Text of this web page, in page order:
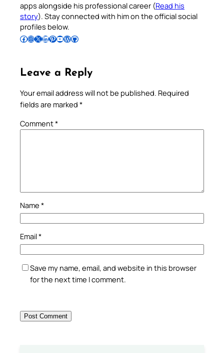
apps alongside his professional career (Read his
story). Stay connected with him on the official social
profiles below.
Follow Pradeep on Facebook Follow Pradeep on InstagramFollow Pradeep on X Follow Pradeep on LinkedIn Follow Pradeep on Pinterest Subscribe to Pradeep’s Youtube Channel Follow Pradeep on WordPress Follow Pradeep on GitHub
Leave a Reply
Your email address will not be published. Required
fields are marked *
Comment*
Name *
Email*
Save my name, email, and website in this browser
for the next time I comment.